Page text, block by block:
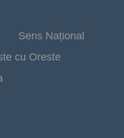
Sens Național
cu Oreste